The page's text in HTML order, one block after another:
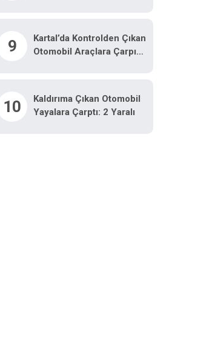
9
Kartal’da Kontrolden Çıkan
Otomobil Araçlara Çarpıp
10
Kaldırıma Çıkan Otomobil
Yayalara Çarptı: 2 Yaralı